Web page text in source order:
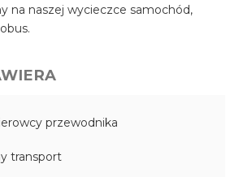
na naszej wycieczce samochód,
przewodnika
transport